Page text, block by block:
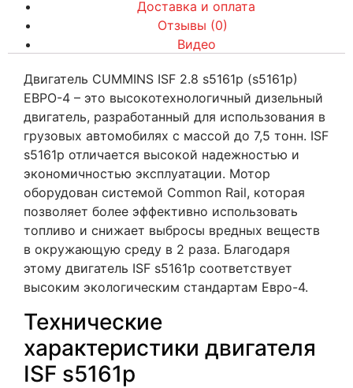
Доставка и оплата
Отзывы (0)
Видео
Двигатель CUMMINS ISF 2.8 s5161р (s5161p)
ЕВРО-4 – это высокотехнологичный дизельный
двигатель, разработанный для использования в
грузовых автомобилях с массой до 7,5 тонн. ISF
s5161р отличается высокой надежностью и
экономичностью эксплуатации. Мотор
оборудован системой Common Rail, которая
позволяет более эффективно использовать
топливо и снижает выбросы вредных веществ
в окружающую среду в 2 раза. Благодаря
этому двигатель ISF s5161р соответствует
высоким экологическим стандартам Евро-4.
Технические
характеристики двигателя
ISF s5161р